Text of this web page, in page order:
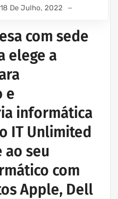
18 De Julho, 2022
com sede
elege a
e
informática
IT Unlimited
ao seu
com
Apple, Dell